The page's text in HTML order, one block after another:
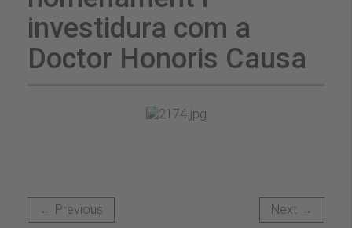
investidura com a
Doctor Honoris Causa
← Previous Next →